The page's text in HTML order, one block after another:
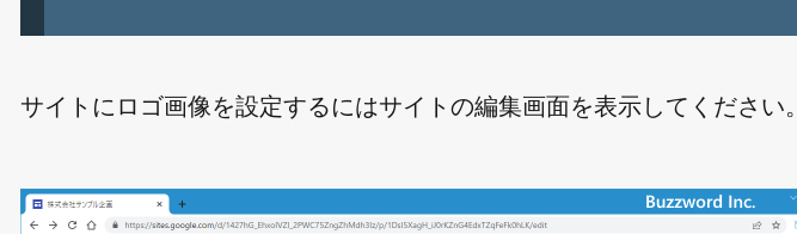
サイトにロゴ画像を設定するにはサイトの編集画面を表示してください。